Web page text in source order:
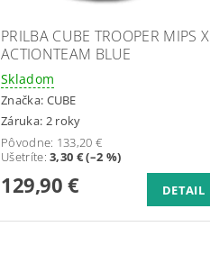
PRILBA CUBE TROOPER MIPS X
ACTIONTEAM BLUE
Skladom
Značka: CUBE
Záruka: 2 roky
Pôvodne: 133,20 €
Ušetríte:3,30 € (–2 %)
129,90 € DETAIL